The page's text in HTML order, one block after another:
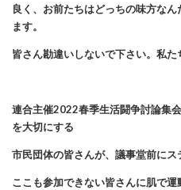
良く、お前たちはどっちの味方な
ます。
皆さん勘違いしないで下さい。私た
連合主催2022春季生活闘争討論集
を大切にする
市民団体の皆さんが、議事堂前にス
ここも参加できない皆さんに肌で